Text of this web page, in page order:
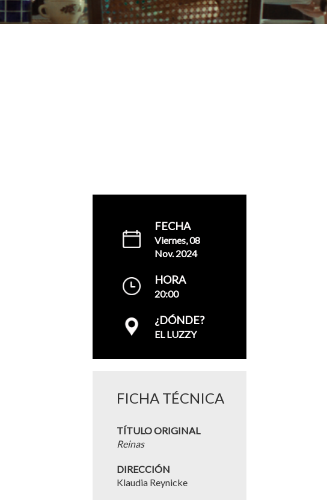
FECHA
Viernes, 08
Nov. 2024
HORA
20:00
¿DÓNDE?
EL LUZZY
FICHA TÉCNICA
TÍTULO ORIGINAL
Reinas
DIRECCIÓN
Klaudia Reynicke